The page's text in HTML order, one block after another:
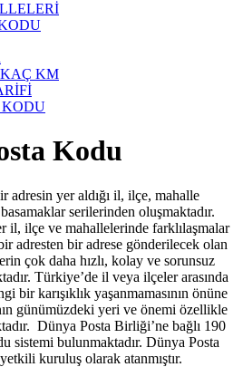
KM
KODU
Kodu
adresin yer aldığı il, ilçe, mahalle
serilerinden oluşmaktadır.
il, ilçe ve mahallelerinde farklılaşmalar
adresten bir adrese gönderilecek olan
çok daha hızlı, kolay ve sorunsuz
Türkiye’de il veya ilçeler arasında
bir karışıklık yaşanmamasının önüne
günümüzdeki yeri ve önemi özellikle
Dünya Posta Birliği’ne bağlı 190
sistemi bulunmaktadır. Dünya Posta
kuruluş olarak atanmıştır.